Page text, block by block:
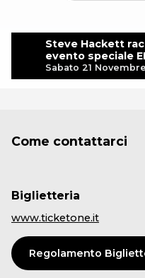
Steve Hackett
evento speciale
Sabato 21
Come contattarci
Biglietteria
www.ticketone.it
Regolamento